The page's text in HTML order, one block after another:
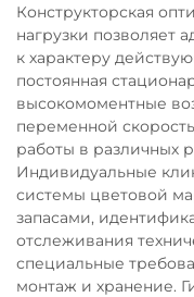
Конструкторская
нагрузки позволяет
к характеру
постоянная
высокомоментные
переменной
работы в различных
Индивидуальные
системы цветовой
запасами,
отслеживания
специальные
монтаж и хранение.